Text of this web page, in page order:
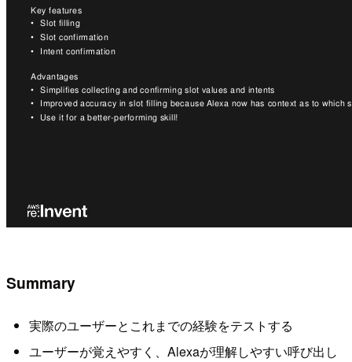
Summary
実際のユーザーとこれまでの経験をテストする
ユーザーが覚えやすく、Alexaが理解しやすい呼び出し